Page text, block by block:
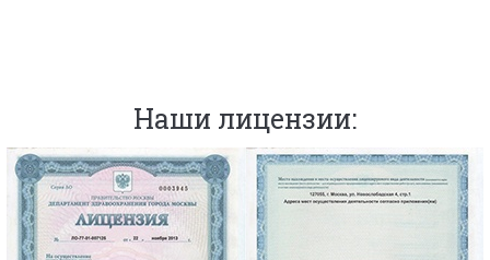
Наши лицензии: